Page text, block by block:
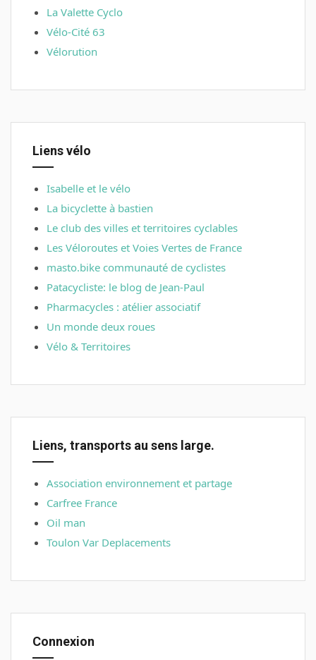
La Valette Cyclo
Vélo-Cité 63
Vélorution
Liens vélo
Isabelle et le vélo
La bicyclette à bastien
Le club des villes et territoires cyclables
Les Véloroutes et Voies Vertes de France
masto.bike communauté de cyclistes
Patacycliste: le blog de Jean-Paul
Pharmacycles : atélier associatif
Un monde deux roues
Vélo & Territoires
Liens, transports au sens large.
Association environnement et partage
Carfree France
Oil man
Toulon Var Deplacements
Connexion